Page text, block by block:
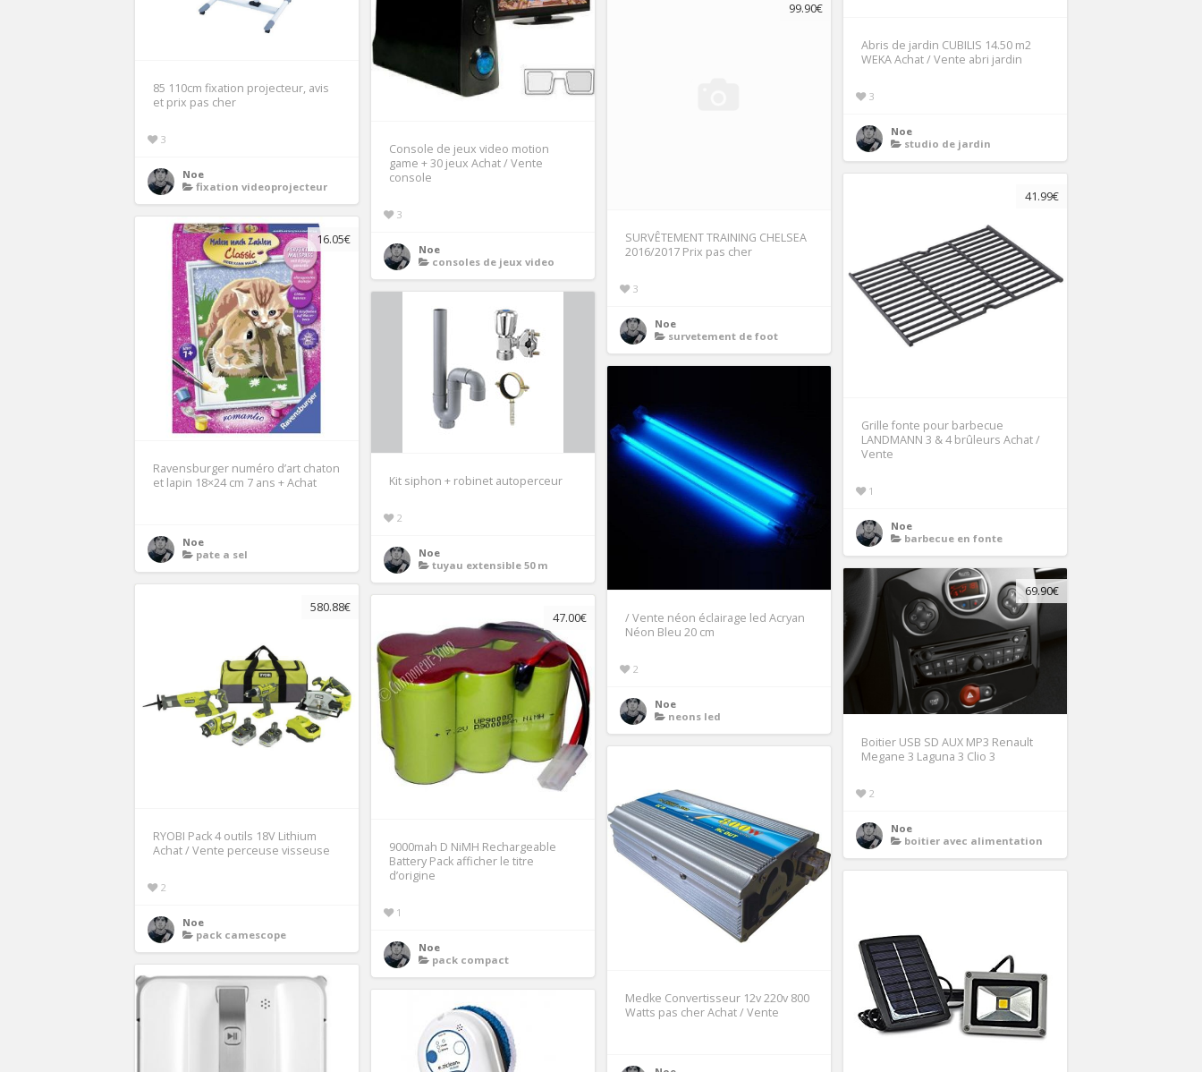
Abris de jardin CUBILIS 14.50 m2
WEKA Achat / Vente abri jardin
3
Noe
studio de jardin
85 110cm fixation projecteur, avis
et prix pas cher
3
Noe
fixation videoprojecteur
Console de jeux video motion
game + 30 jeux Achat / Vente
console
3
Noe
consoles de jeux video
99.90€
SURVÊTEMENT TRAINING CHELSEA
2016/2017 Prix pas cher
3
Noe
survetement de foot
41.99€
Grille fonte pour barbecue
LANDMANN 3 & 4 brûleurs Achat /
Vente
1
Noe
barbecue en fonte
16.05€
Ravensburger numéro d’art chaton
et lapin 18×24 cm 7 ans + Achat
Noe
pate a sel
Kit siphon + robinet autoperceur
2
Noe
tuyau extensible 50 m
/ Vente néon éclairage led Acryan
Néon Bleu 20 cm
2
Noe
neons led
69.90€
Boitier USB SD AUX MP3 Renault
Megane 3 Laguna 3 Clio 3
2
Noe
boitier avec alimentation
580.88€
RYOBI Pack 4 outils 18V Lithium
Achat / Vente perceuse visseuse
2
Noe
pack camescope
47.00€
9000mah D NiMH Rechargeable
Battery Pack afficher le titre
d’origine
1
Noe
pack compact
Medke Convertisseur 12v 220v 800
Watts pas cher Achat / Vente